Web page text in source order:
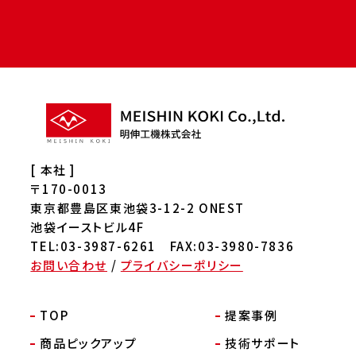
[ 本社 ]
〒170-0013
東京都豊島区東池袋3-12-2 ONEST
池袋イーストビル4F
TEL:03-3987-6261 FAX:03-3980-7836
お問い合わせ / プライバシーポリシー
TOP
提案事例
商品ピックアップ
技術サポート